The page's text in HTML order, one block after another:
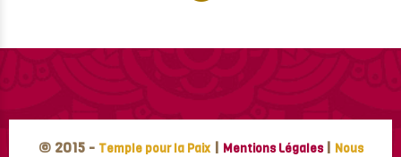
© 2015 - Temple pour la Paix | Mentions Légales | Nous